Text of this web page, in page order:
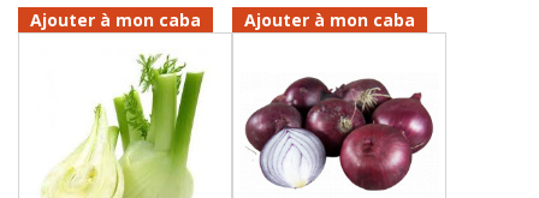
Ajouter à mon caba Ajouter à mon caba